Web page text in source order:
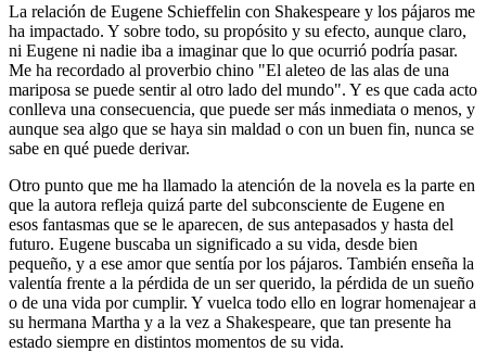
La relación de Eugene Schieffelin con Shakespeare y los pájaros me
ha impactado. Y sobre todo, su propósito y su efecto, aunque claro,
ni Eugene ni nadie iba a imaginar que lo que ocurrió podría pasar.
Me ha recordado al proverbio chino "El aleteo de las alas de una
mariposa se puede sentir al otro lado del mundo". Y es que cada acto
conlleva una consecuencia, que puede ser más inmediata o menos, y
aunque sea algo que se haya sin maldad o con un buen fin, nunca se
sabe en qué puede derivar.
Otro punto que me ha llamado la atención de la novela es la parte en
que la autora refleja quizá parte del subconsciente de Eugene en
esos fantasmas que se le aparecen, de sus antepasados y hasta del
futuro. Eugene buscaba un significado a su vida, desde bien
pequeño, y a ese amor que sentía por los pájaros. También enseña la
valentía frente a la pérdida de un ser querido, la pérdida de un sueño
o de una vida por cumplir. Y vuelca todo ello en lograr homenajear a
su hermana Martha y a la vez a Shakespeare, que tan presente ha
estado siempre en distintos momentos de su vida.